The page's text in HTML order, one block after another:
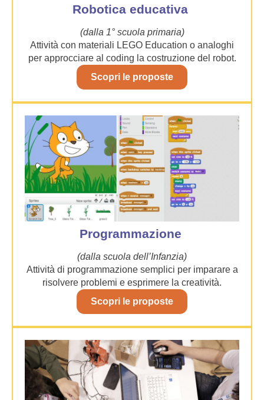
Robotica educativa
(dalla 1° scuola primaria)
Attività con materiali LEGO Education o analoghi
per approcciare al coding la costruzione del robot.
Scopri le proposte
Programmazione
(dalla scuola dell’Infanzia)
Attività di programmazione semplici per imparare a
risolvere problemi e esprimere la creatività.
Scopri le proposte